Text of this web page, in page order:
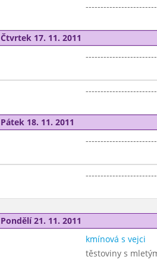
Čtvrtek 17. 11. 2011
Pátek 18. 11. 2011
Pondělí 21. 11. 2011
kmínová s vejci
těstoviny s